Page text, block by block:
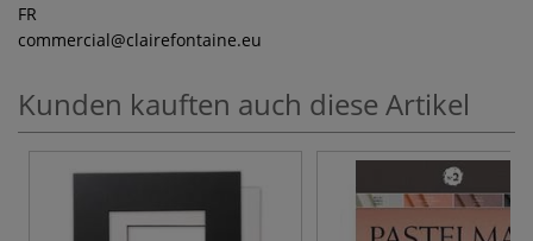
FR
commercial@clairefontaine.eu
Kunden kauften auch diese Artikel